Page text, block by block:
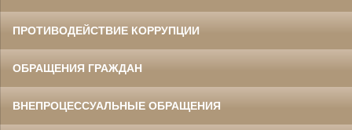
ПРОТИВОДЕЙСТВИЕ КОРРУПЦИИ
ОБРАЩЕНИЯ ГРАЖДАН
ВНЕПРОЦЕССУАЛЬНЫЕ ОБРАЩЕНИЯ